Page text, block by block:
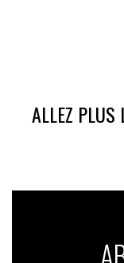
ALLEZ PLUS